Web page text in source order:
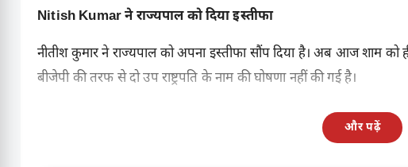
Nitish Kumar ने राज्यपाल को दिया इस्तीफा
नीतीश कुमार ने राज्यपाल को अपना इस्तीफा सौंप दिया है। अब आज शाम को
बीजेपी की तरफ से दो उप राष्ट्रपति के नाम की घोषणा नहीं की गई है।
और पढ़ें